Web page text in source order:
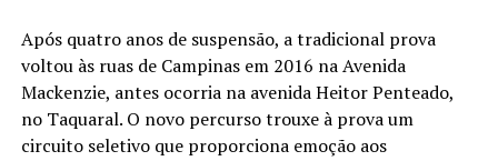
Após quatro anos de suspensão, a tradicional prova
voltou às ruas de Campinas em 2016 na Avenida
Mackenzie, antes ocorria na avenida Heitor Penteado,
no Taquaral. O novo percurso trouxe à prova um
circuito seletivo que proporciona emoção aos